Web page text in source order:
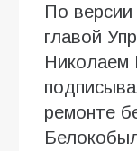
По версии
главой
Николаем
ремонте